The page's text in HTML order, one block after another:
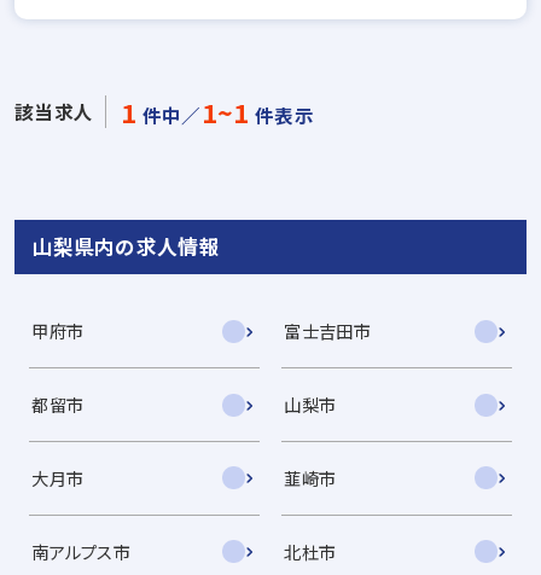
該当求人 1 件中／1~1 件表示
山梨県内の求人情報
甲府市 富士吉田市
都留市 山梨市
大月市 韮崎市
南アルプス市 北杜市